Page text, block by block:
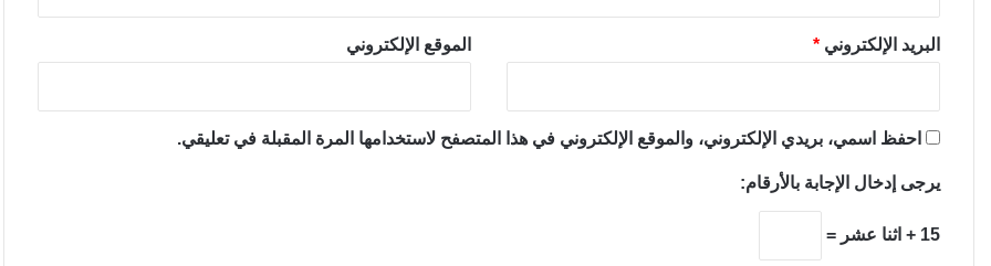
البريد الإلكتروني * الموقع الإلكتروني
احفظ اسمي، بريدي الإلكتروني، والموقع الإلكتروني في هذا المتصفح لاستخدامها المرة المقبلة في تعليقي.
يرجى إدخال الإجابة بالأرقام:
15 + اثنا عشر =